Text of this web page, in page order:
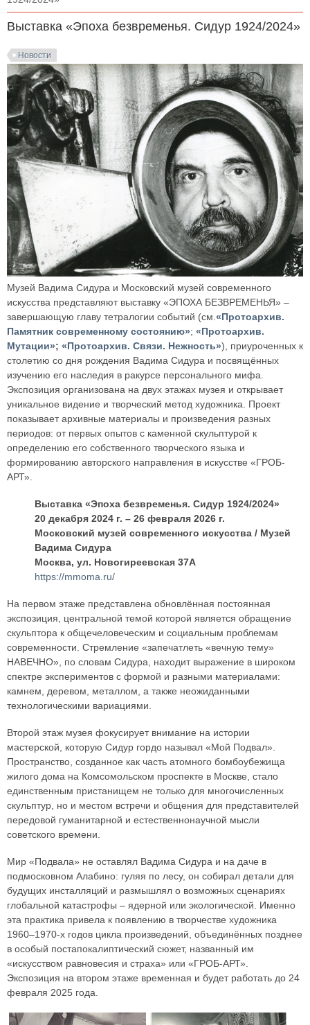
Выставка «Эпоха безвременья. Сидур 1924/2024»
Новости
Музей Вадима Сидура и Московский музей современного
искусства представляют выставку «ЭПОХА БЕЗВРЕМЕНЬЯ» –
завершающую главу тетралогии событий (см.«Протоархив.
Памятник современному состоянию»; «Протоархив.
Мутации»; «Протоархив. Связи. Нежность»), приуроченных к
столетию со дня рождения Вадима Сидура и посвящённых
изучению его наследия в ракурсе персонального мифа.
Экспозиция организована на двух этажах музея и открывает
уникальное видение и творческий метод художника. Проект
показывает архивные материалы и произведения разных
периодов: от первых опытов с каменной скульптурой к
определению его собственного творческого языка и
формированию авторского направления в искусстве «ГРОБ-
АРТ».
Выставка «Эпоха безвременья. Сидур 1924/2024»
20 декабря 2024 г. – 26 февраля 2026 г.
Московский музей современного искусства / Музей
Вадима Сидура
Москва, ул. Новогиреевская 37А
https://mmoma.ru/
На первом этаже представлена обновлённая постоянная
экспозиция, центральной темой которой является обращение
скульптора к общечеловеческим и социальным проблемам
современности. Стремление «запечатлеть «вечную тему»
НАВЕЧНО», по словам Сидура, находит выражение в широком
спектре экспериментов с формой и разными материалами:
камнем, деревом, металлом, а также неожиданными
технологическими вариациями.
Второй этаж музея фокусирует внимание на истории
мастерской, которую Сидур гордо называл «Мой Подвал».
Пространство, созданное как часть атомного бомбоубежища
жилого дома на Комсомольском проспекте в Москве, стало
единственным пристанищем не только для многочисленных
скульптур, но и местом встречи и общения для представителей
передовой гуманитарной и естественнонаучной мысли
советского времени.
Мир «Подвала» не оставлял Вадима Сидура и на даче в
подмосковном Алабино: гуляя по лесу, он собирал детали для
будущих инсталляций и размышлял о возможных сценариях
глобальной катастрофы – ядерной или экологической. Именно
эта практика привела к появлению в творчестве художника
1960–1970-х годов цикла произведений, объединённых позднее
в особый постапокалиптический сюжет, названный им
«искусством равновесия и страха» или «ГРОБ-АРТ».
Экспозиция на втором этаже временная и будет работать до 24
февраля 2025 года.